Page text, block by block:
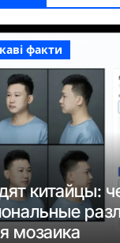
факти
китайцы:
мозаика